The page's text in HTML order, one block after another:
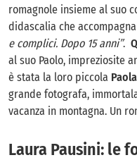
romagnole insieme al suo
didascalia che
e complici. Dopo 15 anni”.
al suo Paolo, impreziosite
è stata la loro piccola Paola
grande fotografa,
vacanza in montagna. Un
Laura Pausini: le